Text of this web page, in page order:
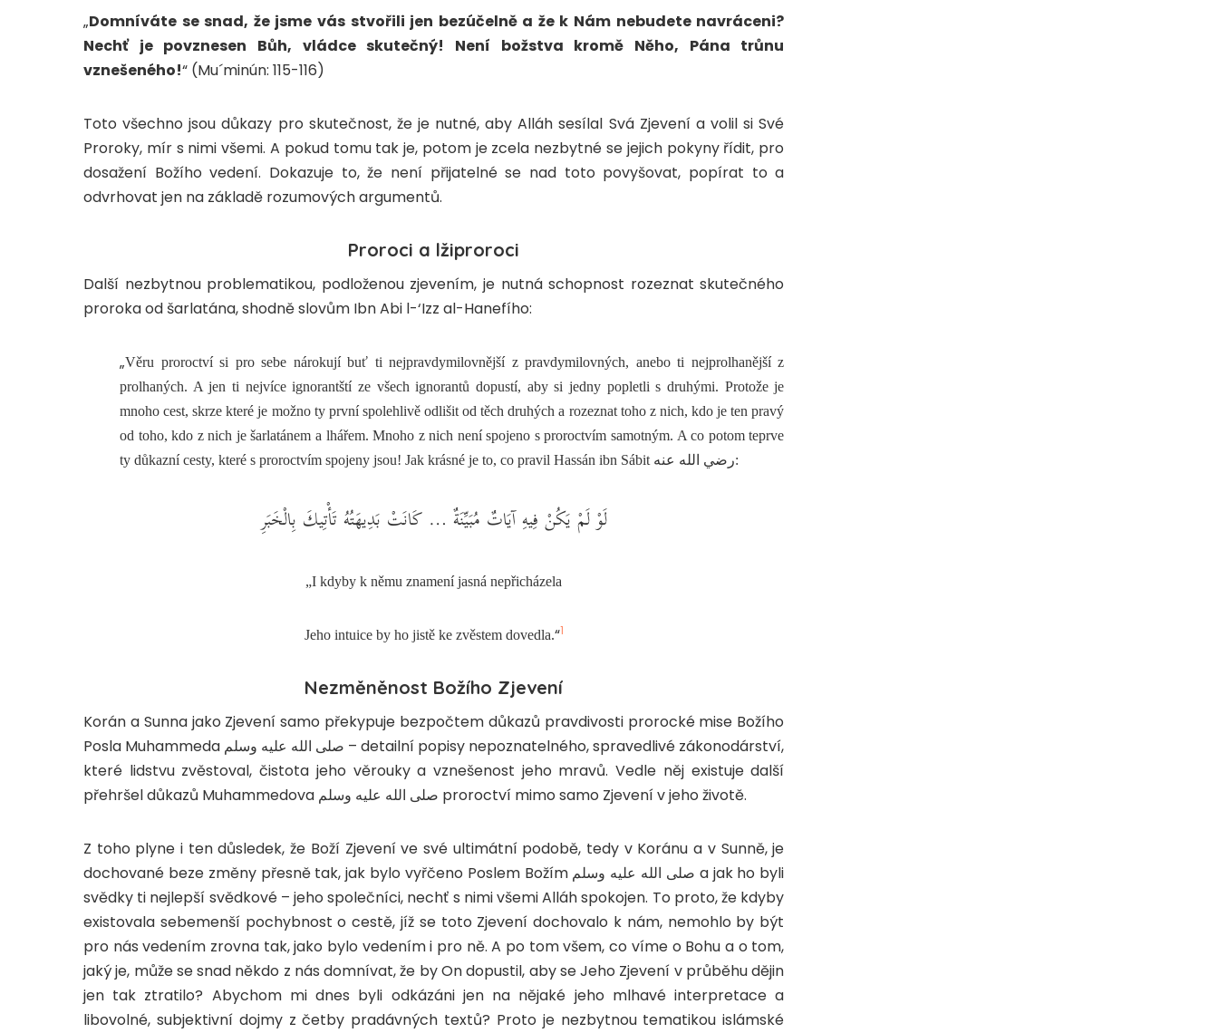
„Domníváte se snad, že jsme vás stvořili jen bezúčelně a že k Nám nebudete navráceni?
Nechť je povznesen Bůh, vládce skutečný! Není božstva kromě Něho, Pána trůnu
vznešeného!“ (Mu´minún: 115-116)
Toto všechno jsou důkazy pro skutečnost, že je nutné, aby Alláh sesílal Svá Zjevení a volil si Své
Proroky, mír s nimi všemi. A pokud tomu tak je, potom je zcela nezbytné se jejich pokyny řídit, pro
dosažení Božího vedení. Dokazuje to, že není přijatelné se nad toto povyšovat, popírat to a
odvrhovat jen na základě rozumových argumentů.
Proroci a lžiproroci
Další nezbytnou problematikou, podloženou zjevením, je nutná schopnost rozeznat skutečného
proroka od šarlatána, shodně slovům Ibn Abi l-‘Izz al-Hanefího:
„Věru proroctví si pro sebe nárokují buť ti nejpravdymilovnější z pravdymilovných, anebo ti nejprolhanější z
prolhaných. A jen ti nejvíce ignorantští ze všech ignorantů dopustí, aby si jedny popletli s druhými. Protože je
mnoho cest, skrze které je možno ty první spolehlivě odlišit od těch druhých a rozeznat toho z nich, kdo je ten pravý
od toho, kdo z nich je šarlatánem a lhářem. Mnoho z nich není spojeno s proroctvím samotným. A co potom teprve
ty důkazní cesty, které s proroctvím spojeny jsou! Jak krásné je to, co pravil Hassán ibn Sábit رضي الله عنه:
لَوْ لَمْ يَكُنْ فِيهِ آيَاتٌ مُبَيِّنَةٌ … كَانَتْ بَدِيهَتُهُ تَأْتِيكَ بِالْخَبَرِ
„I kdyby k němu znamení jasná nepřicházela
Jeho intuice by ho jistě ke zvěstem dovedla.“1
Nezměněnost Božího Zjevení
Korán a Sunna jako Zjevení samo překypuje bezpočtem důkazů pravdivosti prorocké mise Božího
Posla Muhammeda
صلى الله عليه وسلم –detailní popisy nepoznatelného, spravedlivé zákonodárství,
které lidstvu zvěstoval, čistota jeho věrouky a vznešenost jeho mravů. Vedle něj existuje další
přehršel důkazů Muhammedova
proroctví mimo samo Zjevení v jeho životě.
Z toho plyne i ten důsledek, že Boží Zjevení ve své ultimátní podobě, tedy v Koránu a v Sunně, je
dochované beze změny přesně tak, jak bylo vyřčeno Poslem Božím
a jak ho byli
svědky ti nejlepší svědkové – jeho společníci, nechť s nimi všemi Alláh spokojen. To proto, že kdyby
existovala sebemenší pochybnost o cestě, jíž se toto Zjevení dochovalo k nám, nemohlo by být
pro nás vedením zrovna tak, jako bylo vedením i pro ně. A po tom všem, co víme o Bohu a o tom,
jaký je, může se snad někdo z nás domnívat, že by On dopustil, aby se Jeho Zjevení v průběhu dějin
jen tak ztratilo? Abychom mi dnes byli odkázáni jen na nějaké jeho mlhavé interpretace a
libovolné, subjektivní dojmy z četby pradávných textů? Proto je nezbytnou tematikou islámské